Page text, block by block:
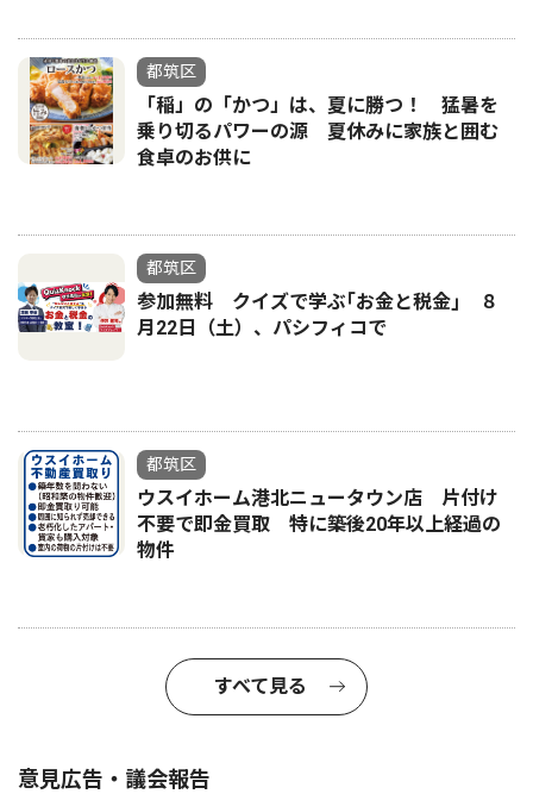
都筑区
「稲」の「かつ」は、夏に勝つ！ 猛暑を
乗り切るパワーの源 夏休みに家族と囲む
食卓のお供に
都筑区
参加無料 クイズで学ぶ｢お金と税金｣ ８
月22日（土）、パシフィコで
都筑区
ウスイホーム港北ニュータウン店 片付け
不要で即金買取 特に築後20年以上経過の
物件
すべて見る
意見広告・議会報告